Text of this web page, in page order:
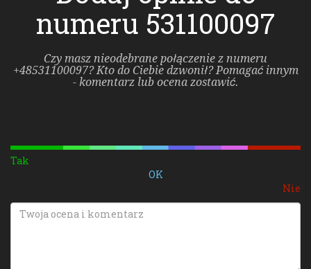
numeru 531100097
Czy masz nieodebrane połączenie z numeru
+48531100097? Kto do Ciebie dzwonił? Pomagać innym
- komentarz lub ocena zostawić.
Tak
OK
Nie